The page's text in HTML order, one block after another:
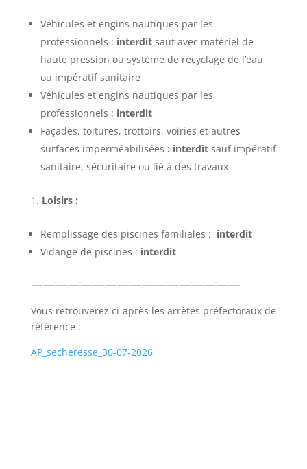
Véhicules et engins nautiques par les
professionnels : interditsauf avec matériel de
haute pression ou système de recyclage de l’eau
ou impératif sanitaire
Véhicules et engins nautiques par les
professionnels : interdit
Façades, toitures, trottoirs, voiries et autres
surfaces imperméabilisées : interdit sauf impératif
sanitaire, sécuritaire ou lié à des travaux
Loisirs :
Remplissage des piscines familiales : interdit
Vidange de piscines : interdit
—————————————————
Vous retrouverez ci-après les arrêtés préfectoraux de
référence :
AP_secheresse_30-07-2026